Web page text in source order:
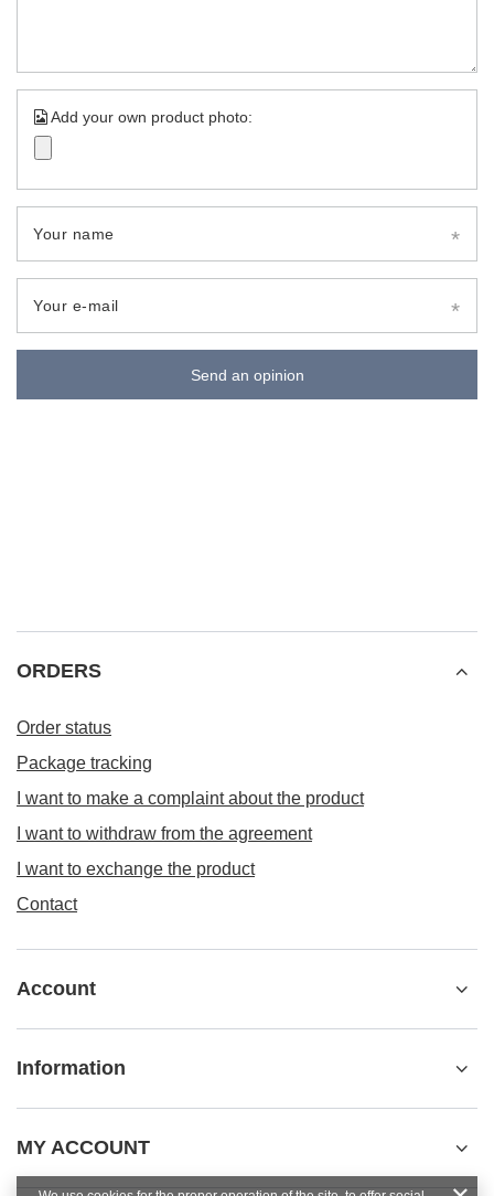
Add your own product photo:
Your name
Your e-mail
Send an opinion
ORDERS
Order status
Package tracking
I want to make a complaint about the product
I want to withdraw from the agreement
I want to exchange the product
Contact
Account
Information
MY ACCOUNT